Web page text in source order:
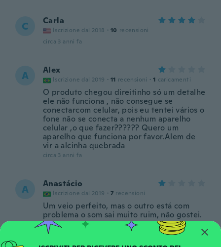
C Carla
Iscrizione dal 2018 · 10 recensioni
circa 3 anni fa
A Alex
Iscrizione dal 2019 · 11 recensioni · 1 caricamenti
O produto chegou direitinho só um detalhe
ele não funciona , não consegue se
conectarcom celular, pois eu tentei vários o
fone não se conecta a nenhum aparelho
celular ,o que fazer?????? Quero um
aparelho que funciona por favor.Alem de
vir a alcinha quebrada
circa 3 anni fa
A Anastácio
Iscrizione dal 2019 · 7 recensioni
Um veio perfeito, mas o outro está com
problema o som sai muito ruim, não gostei.
circa 3 anni fa